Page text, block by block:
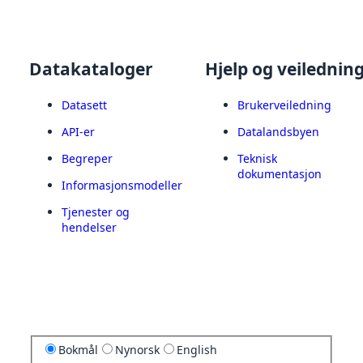
Datakataloger
Datasett
API-er
Begreper
Informasjonsmodeller
Tjenester og
hendelser
Hjelp og
Brukerveiledning
Datalandsbyen
Teknisk
dokumentasjon
Bokmål Nynorsk English